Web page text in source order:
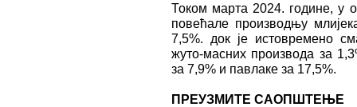
Током марта 2024. године, у
повећале производњу
7,5%. док је истовремено
жуто-масних производа за
за 7,9% и павлаке за 17,5%.
ПРЕУЗМИТЕ САОПШТЕЊЕ